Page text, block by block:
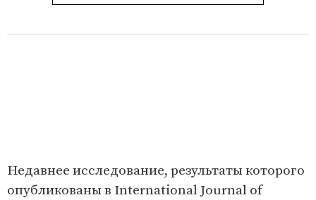
Недавнее исследование, результаты которого
опубликованы в International Journal of